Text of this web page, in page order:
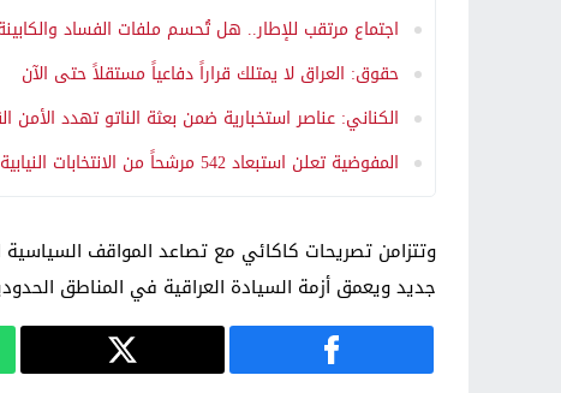
اجتماع مرتقب للإطار.. هل تُحسم ملفات الفساد والكابينة
حقوق: العراق لا يمتلك قراراً دفاعياً مستقلاً حتى الآن
الكناني: عناصر استخبارية ضمن بعثة الناتو تهدد الأمن
المفوضية تعلن استبعاد 542 مرشحاً من الانتخابات النيابية المقبلة
وتتزامن تصريحات كاكائي مع تصاعد المواقف السياسية
جديد ويعمق أزمة السيادة العراقية في المناطق